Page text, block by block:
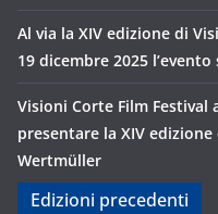
Al via la XIV edizione di
19 dicembre 2025
Visioni Corte Film Festival
presentare la XIV
Wertmüller
Edizioni precedenti